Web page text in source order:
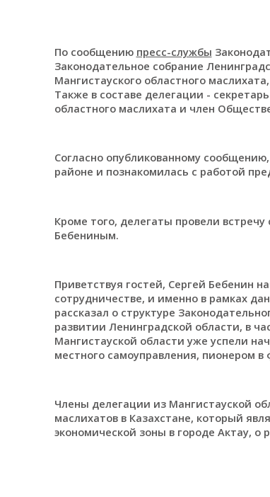
По сообщению пресс-службы
Законодательное собрание
Мангистауского областного
Также в составе делегации -
областного маслихата и член
Согласно опубликованному
районе и познакомилась с работой
Кроме того, делегаты провели
Бебениным.
Приветствуя гостей, Сергей Бебенин
сотрудничестве, и именно в рамках
рассказал о структуре
развитии Ленинградской области, в
Мангистауской области уже успели
местного самоуправления, пионером
Члены делегации из Мангистауской
маслихатов в Казахстане, который
экономической зоны в городе Актау,